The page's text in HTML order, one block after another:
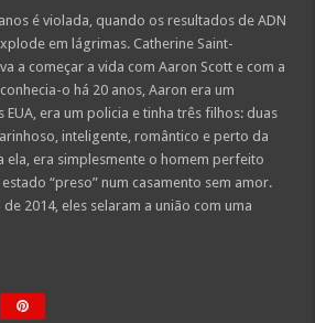
de
anos
é
violada,
quando
mãe
descobre
quem
foi
desfeita
é violada, quando os resultados de ADN
em lágrimas. Catherine Saint-
a começar a vida com Aaron Scott e com a
o há 20 anos, Aaron era um
era um policia e tinha três filhos: duas
inteligente, romântico e perto da
ela, era simplesmente o homem perfeito
“preso” num casamento sem amor.
2014, eles selaram a união com uma